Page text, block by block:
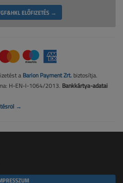
ELŐFIZETÉS →
a Barion Payment Zrt. biztosítja.
H-EN-I-1064/2013. Bankkártya-adatai
→